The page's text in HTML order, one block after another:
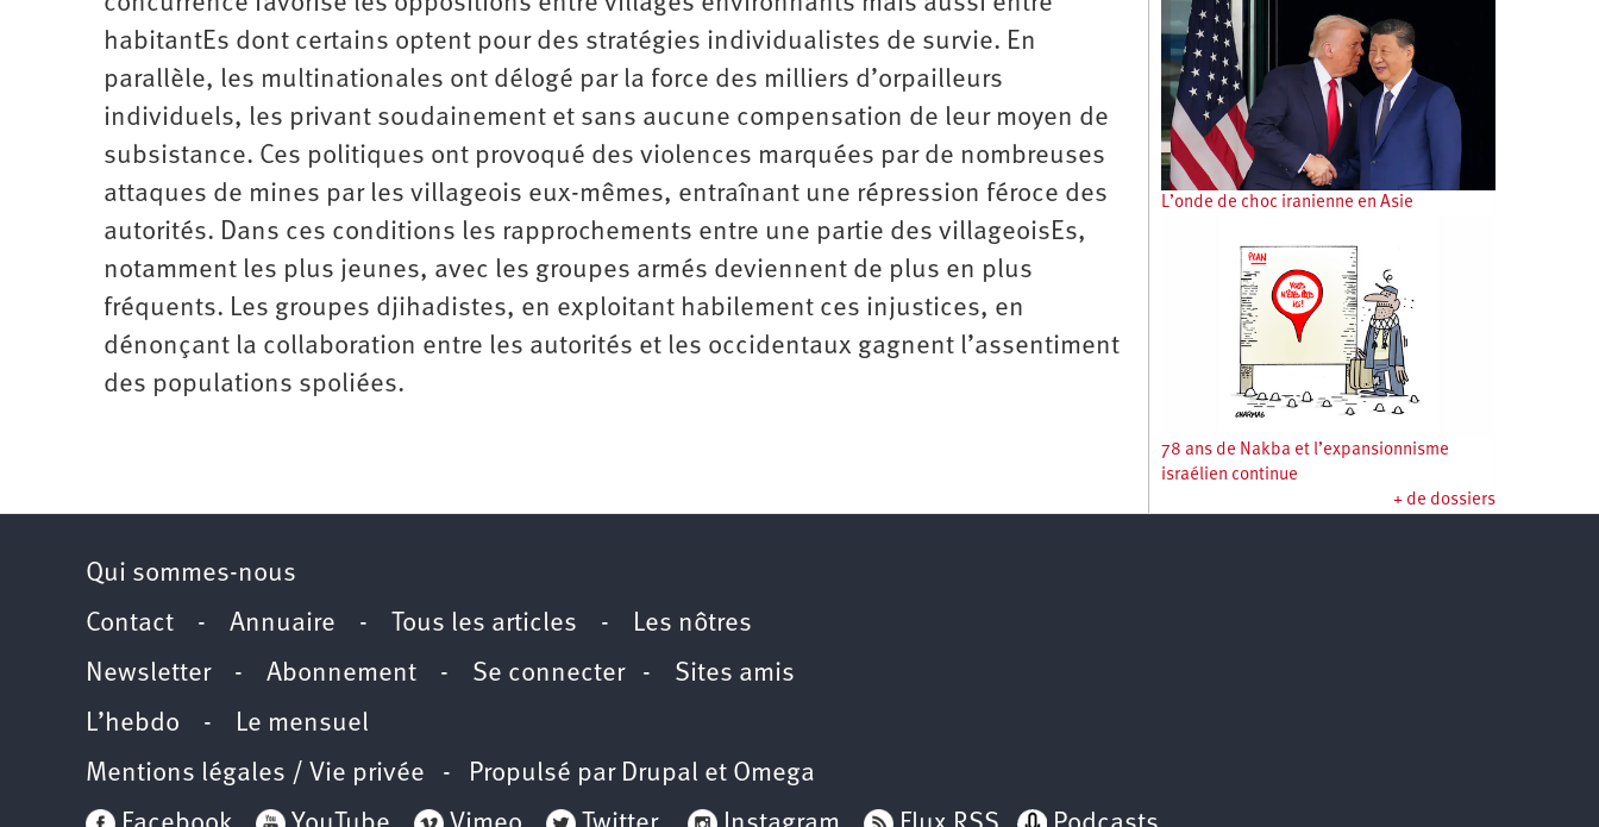
habitantEs dont certains optent pour des stratégies individualistes de survie. En
parallèle, les multi­nationales ont délogé par la force des milliers d’orpailleurs
individuels, les privant soudainement et sans aucune compensation de leur moyen de
subsistance. Ces politiques ont provoqué des violences marquées par de nombreuses
attaques de mines par les villageois eux-mêmes, entraînant une répression féroce des
autorités. Dans ces conditions les rapprochements entre une partie des villageoisEs,
notamment les plus jeunes, avec les groupes armés deviennent de plus en plus
fréquents. Les groupes djihadistes, en exploitant habilement ces injustices, en
dénonçant la collaboration entre les autorités et les occidentaux gagnent l’assentiment
des populations spoliées.
L’onde de choc iranienne en Asie
78 ans de Nakba et l’expansionnisme
israélien continue
+ de dossiers
Qui sommes-nous
Contact - Annuaire - Tous les articles - Les nôtres
Newsletter- Abonnement - Se connecter- Sites amis
L’hebdo - Le mensuel
Mentions légales / Vie privée - Propulsé par Drupal et Omega